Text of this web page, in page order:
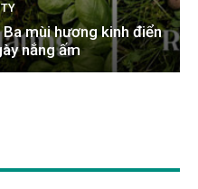
Ba mùi hương kinh điển
nắng ấm